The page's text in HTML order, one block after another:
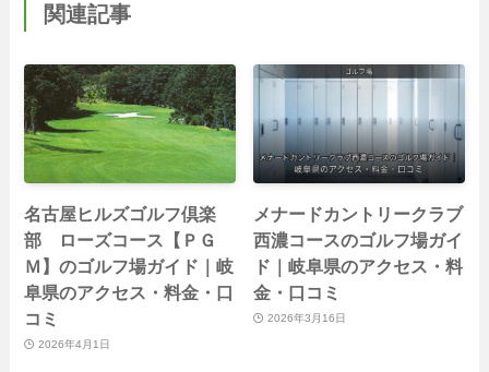
関連記事
名古屋ヒルズゴルフ倶楽
部 ローズコース【ＰＧ
Ｍ】のゴルフ場ガイド｜岐
阜県のアクセス・料金・口
コミ
2026年4月1日
メナードカントリークラブ
西濃コースのゴルフ場ガイ
ド｜岐阜県のアクセス・料
金・口コミ
2026年3月16日